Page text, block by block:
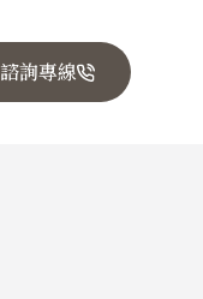
諮詢專線